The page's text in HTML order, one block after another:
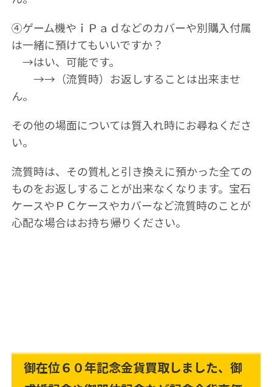
④ゲーム機やｉＰａｄなどのカバーや別購入付属
は一緒に預けてもいいですか？
→はい、可能です。
→→（流質時）お返しすることは出来ませ
ん。
その他の場面については質入れ時にお尋ねくださ
い。
流質時は、その質札と引き換えに預かった全ての
ものをお返しすることが出来なくなります。宝石
ケースやＰＣケースやカバーなど流質時のことが
心配な場合はお持ち帰りください。
御在位６０年記念金貨買取しました、御